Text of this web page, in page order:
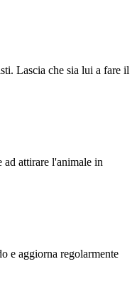
Lascia che sia lui a fare il
attirare l'animale in
e aggiorna regolarmente